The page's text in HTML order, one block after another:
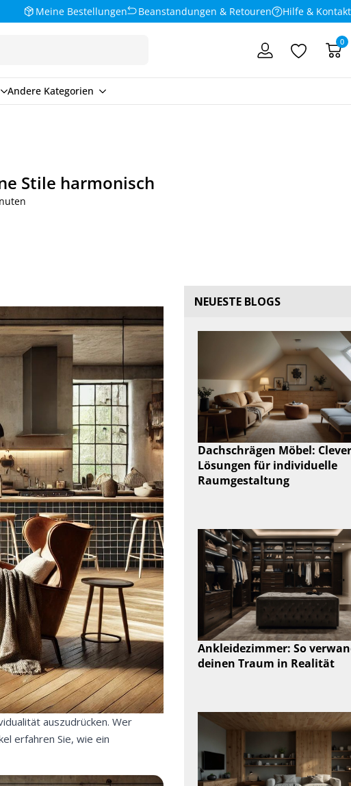
Meine Bestellungen Beanstandungen & Retouren Hilfe & Kontakt
0
Andere Kategorien
Stile harmonisch
auszudrücken. Wer
erfahren Sie, wie ein
NEUESTE BLOGS
Dachschrägen Möbel:
Lösungen für individuelle
Raumgestaltung
Ankleidezimmer: So
deinen Traum in Realität